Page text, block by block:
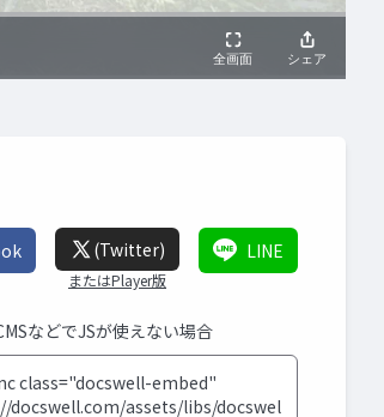
(Twitter)
またはPlayer版
LINE
などでJSが使えない場合